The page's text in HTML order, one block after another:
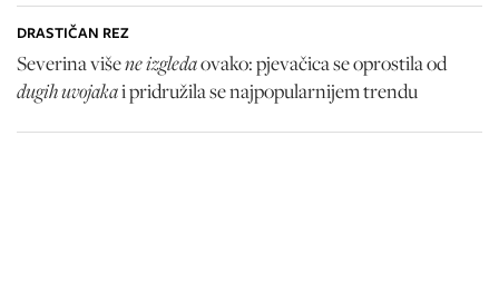
DRASTIČAN REZ
Severina višene izgledaovako: pjevačica se oprostila od
dugih uvojakai pridružila se najpopularnijem trendu